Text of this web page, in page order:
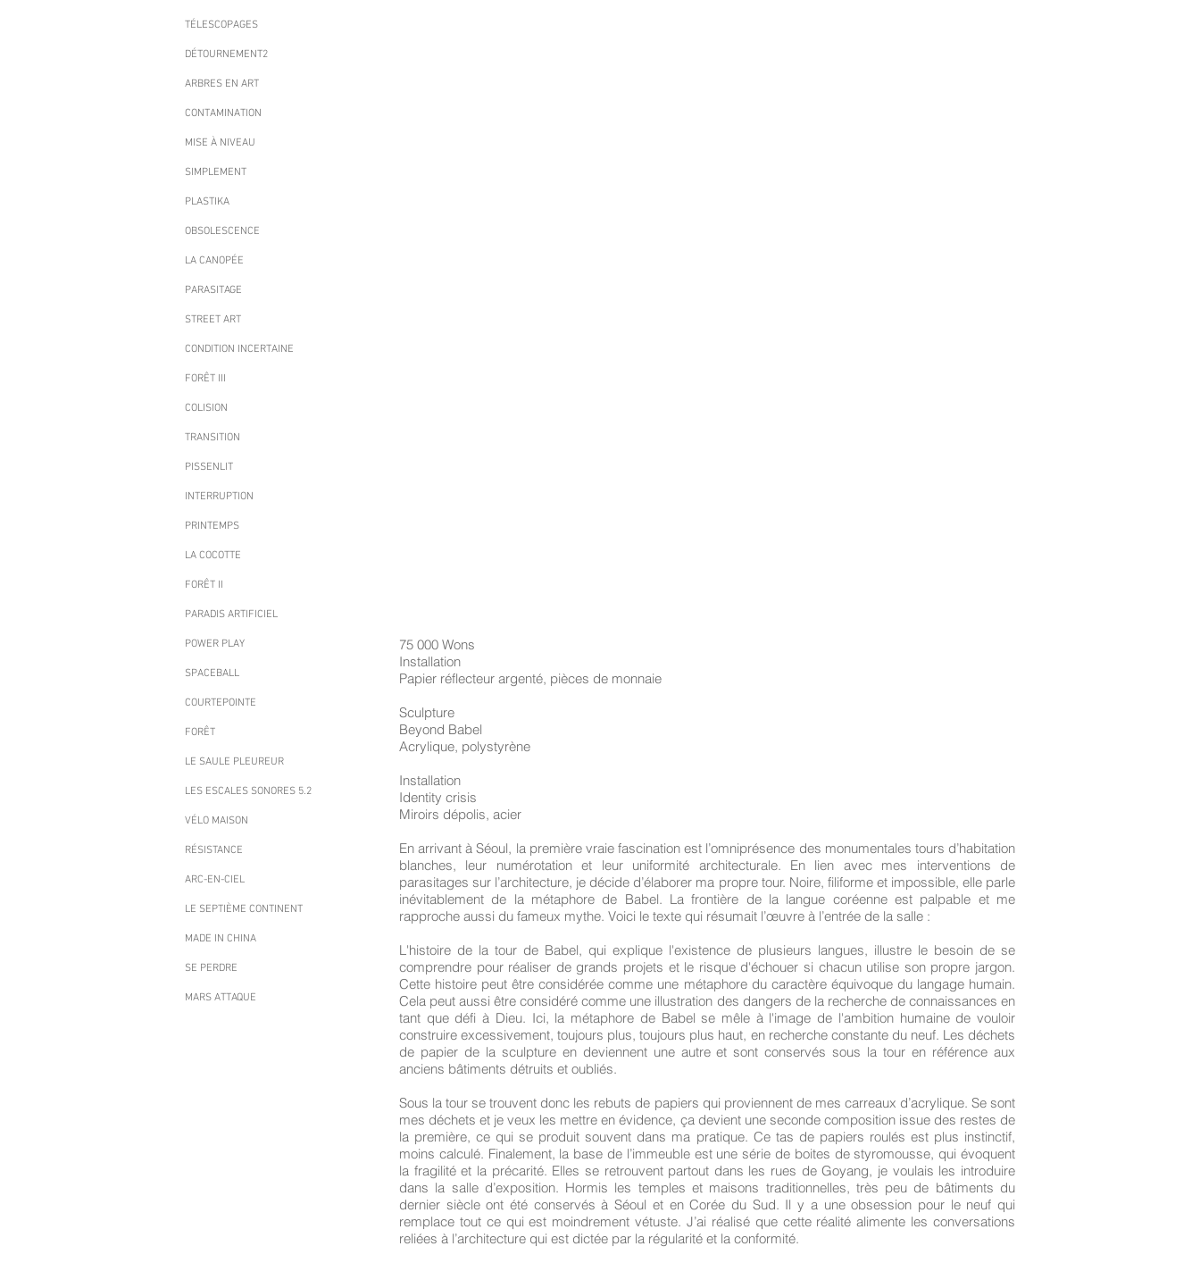
TÉLESCOPAGES
DÉTOURNEMENT2
ARBRES EN ART
CONTAMINATION
MISE À NIVEAU
SIMPLEMENT
PLASTIKA
OBSOLESCENCE
LA CANOPÉE
PARASITAGE
STREET ART
CONDITION INCERTAINE
FORÊT III
COLISION
TRANSITION
PISSENLIT
INTERRUPTION
PRINTEMPS
LA COCOTTE
FORÊT II
PARADIS ARTIFICIEL
POWER PLAY
SPACEBALL
COURTEPOINTE
FORÊT
LE SAULE PLEUREUR
LES ESCALES SONORES 5.2
VÉLO MAISON
RÉSISTANCE
ARC-EN-CIEL
LE SEPTIÈME CONTINENT
MADE IN CHINA
SE PERDRE
MARS ATTAQUE
75 000 Wons
Installation
Papier réflecteur argenté, pièces de monnaie
Sculpture
Beyond Babel
Acrylique, polystyrène
Installation
Identity crisis
Miroirs dépolis, acier
En arrivant à Séoul, la première vraie fascination est l’omniprésence des monumentales tours d’habitation
blanches, leur numérotation et leur uniformité architecturale. En lien avec mes interventions de
parasitages sur l’architecture, je décide d’élaborer ma propre tour. Noire, filiforme et impossible, elle parle
inévitablement de la métaphore de Babel. La frontière de la langue coréenne est palpable et me
rapproche aussi du fameux mythe. Voici le texte qui résumait l’œuvre à l’entrée de la salle :
L'histoire de la tour de Babel, qui explique l'existence de plusieurs langues, illustre le besoin de se
comprendre pour réaliser de grands projets et le risque d'échouer si chacun utilise son propre jargon.
Cette histoire peut être considérée comme une métaphore du caractère équivoque du langage humain.
Cela peut aussi être considéré comme une illustration des dangers de la recherche de connaissances en
tant que défi à Dieu. Ici, la métaphore de Babel se mêle à l'image de l'ambition humaine de vouloir
construire excessivement, toujours plus, toujours plus haut, en recherche constante du neuf. Les déchets
de papier de la sculpture en deviennent une autre et sont conservés sous la tour en référence aux
anciens bâtiments détruits et oubliés.
Sous la tour se trouvent donc les rebuts de papiers qui proviennent de mes carreaux d’acrylique. Se sont
mes déchets et je veux les mettre en évidence, ça devient une seconde composition issue des restes de
la première, ce qui se produit souvent dans ma pratique. Ce tas de papiers roulés est plus instinctif,
moins calculé. Finalement, la base de l’immeuble est une série de boites de styromousse, qui évoquent
la fragilité et la précarité. Elles se retrouvent partout dans les rues de Goyang, je voulais les introduire
dans la salle d’exposition. Hormis les temples et maisons traditionnelles, très peu de bâtiments du
dernier siècle ont été conservés à Séoul et en Corée du Sud. Il y a une obsession pour le neuf qui
remplace tout ce qui est moindrement vétuste. J’ai réalisé que cette réalité alimente les conversations
reliées à l’architecture qui est dictée par la régularité et la conformité.